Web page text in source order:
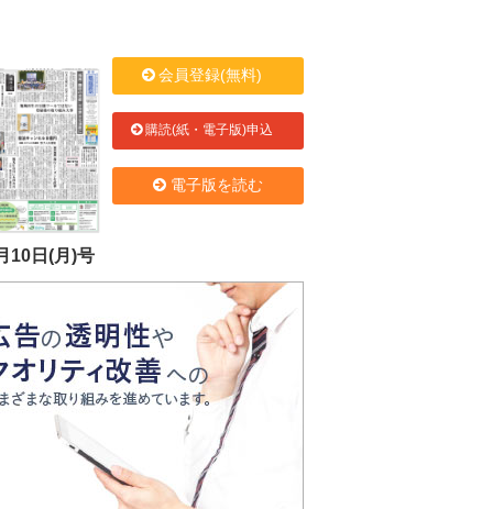
10日(月)号
会員登録(無料)
購読(紙・電子版)申込
電子版を読む